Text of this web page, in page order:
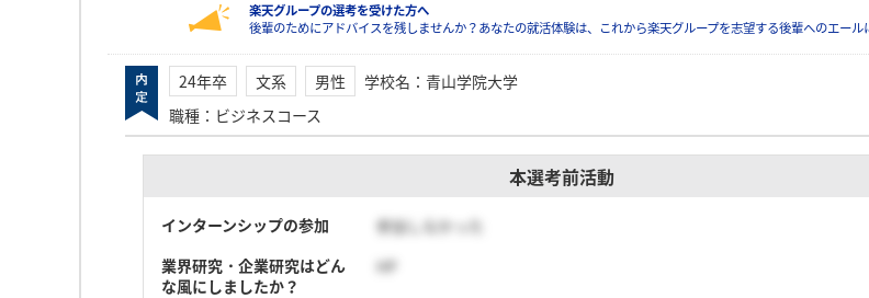
動画で知ろう！業界・企業研究
楽天グループの選考を受けた方へ
後輩のためにアドバイスを残しませんか？あなたの就活体験は、これから楽天グループを志望する後輩へのエール
24年卒 文系 男性 学校名 ： 青山学院大学
職種 ： ビジネスコース
本選考前活動
インターンシップの参加
参加しなかった
業界研究・企業研究はどん
な風にしましたか？
HP